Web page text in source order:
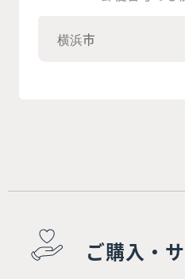
ご購入・